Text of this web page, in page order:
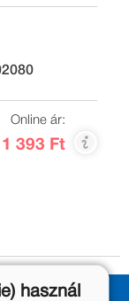
Online ár:
1 393 Ft
használ